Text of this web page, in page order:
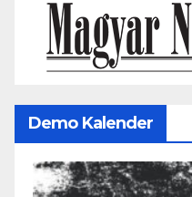
Demo Kalender